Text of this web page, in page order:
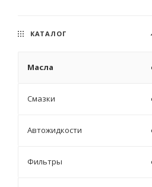
КАТАЛОГ
Масла
Смазки
Автожидкости
Фильтры